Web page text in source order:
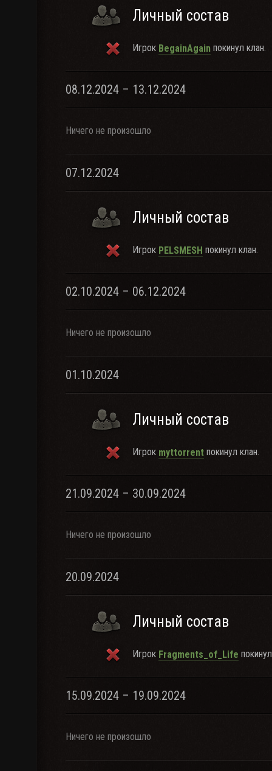
Личный состав
Игрок BegainAgain покинул клан.
08.12.2024 – 13.12.2024
Ничего не произошло
07.12.2024
Личный состав
Игрок PELSMESH покинул клан.
02.10.2024 – 06.12.2024
Ничего не произошло
01.10.2024
Личный состав
Игрок myttorrent покинул клан.
21.09.2024 – 30.09.2024
Ничего не произошло
20.09.2024
Личный состав
Игрок Fragments_of_Life
15.09.2024 – 19.09.2024
Ничего не произошло